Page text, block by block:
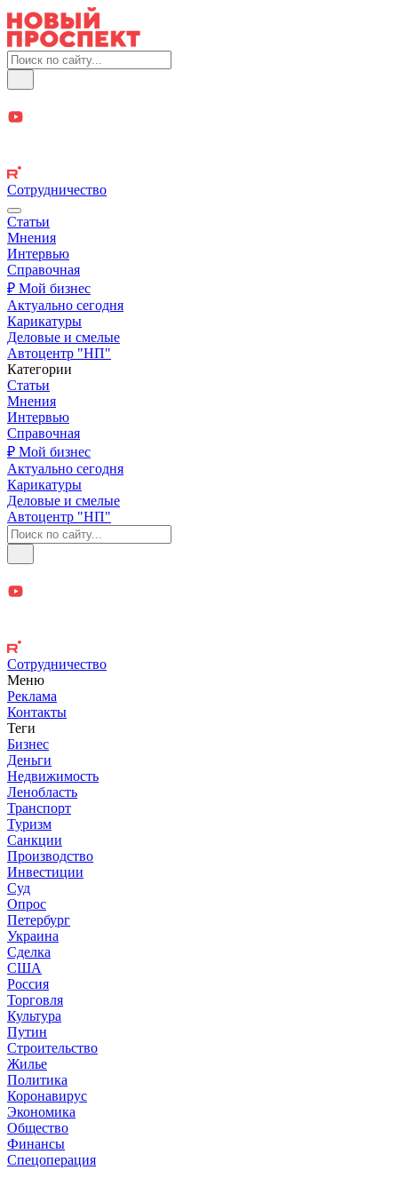
Сотрудничество
Статьи
Мнения
Интервью
Справочная
₽ Мой бизнес
Актуально сегодня
Карикатуры
Деловые и смелые
Автоцентр "НП"
Категории
Статьи
Мнения
Интервью
Справочная
₽ Мой бизнес
Актуально сегодня
Карикатуры
Деловые и смелые
Автоцентр "НП"
Сотрудничество
Меню
Реклама
Контакты
Теги
Бизнес
Деньги
Недвижимость
Ленобласть
Транспорт
Туризм
Санкции
Производство
Инвестиции
Суд
Опрос
Петербург
Украина
Сделка
США
Россия
Торговля
Культура
Путин
Строительство
Жилье
Политика
Коронавирус
Экономика
Общество
Финансы
Спецоперация